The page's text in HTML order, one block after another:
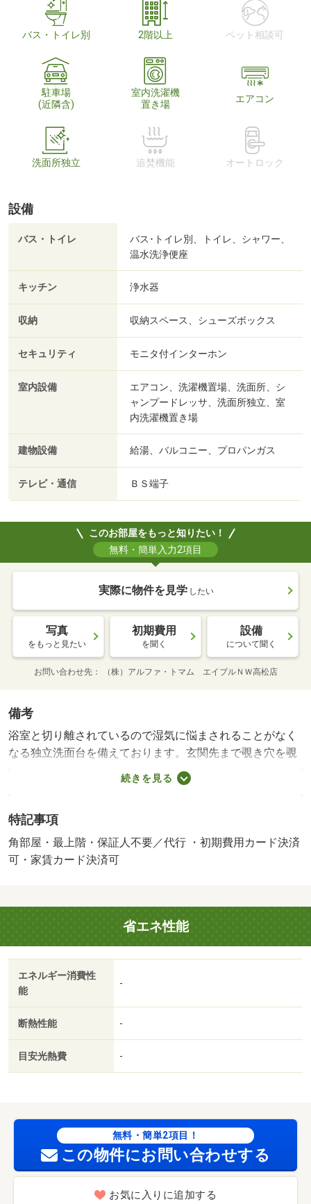
バス・トイレ別 2階以上 ペット相談可
駐車場
(近隣含)
室内洗濯機
置き場
エアコン
洗面所独立 追焚機能 オートロック
設備
バス・トイレ
バス･トイレ別、トイレ、シャワー、
温水洗浄便座
キッチン 浄水器
収納 収納スペース、シューズボックス
セキュリティ モニタ付インターホン
室内設備
エアコン、洗濯機置場、洗面所、シ
ャンプードレッサ、洗面所独立、室
内洗濯機置き場
建物設備 給湯、バルコニー、プロパンガス
テレビ・通信 ＢＳ端子
このお部屋をもっと知りたい！
無料・簡単入力2項目
実際に物件を見学 したい
写真
をもっと見たい
初期費用
を聞く
設備
について聞く
お問い合わせ先 （株）アルファ・トマム エイブルＮＷ高松店
備考
浴室と切り離されているので湿気に悩まされることがなく
なる独立洗面台を備えております。玄関先まで覗き穴を覗
きに行かなくてもインターホン越しに誰が来たのかを確認
できるので安心感があります。敷金不要の物件です。こち
情報をお探しの方で、お困りでしたら当社にご連絡くださ
い。お客様がご希望することや不明な点についてお伺いい
たします（＃＾＾＃）来訪者の顔が確認できる、安心のＴ
利です。家族との時間を楽しむダイニングキッチンがある
２部屋の間取り。暖かく過ごすことができる南向きの物件
です。こちらの物件はアパートです。こちら予讃線国分近
くに立地する賃貸住宅でなら、きっとあなたの希望してい
るライフスタイルを叶えることができるでしょう（＾＿
＾）・賃貸保証等：加入要（ハウスリーブ 個人名義での
会社原則加入 保証委託料 契約時：２２，０００円 月
額：賃料総額の２．２％又は５．５％必要。 月額保証
委託料：１，０９５）・鍵交換代：あり３，３００円～・
面所が使いやすい魅力的な物件です。モニター越しに来訪
者を確認して、インターホンを通じて室内から会話するこ
とができます。ＴＶ好きの方にうってつけの、ＢＳ対応物
件です（＊´ω｀＊）/室内清掃費用 60000円
続きを見る
特記事項
角部屋・最上階・保証人不要／代行 ・初期費用カード決済
可・家賃カード決済可
省エネ性能
エネルギー消費性
能
-
断熱性能 -
目安光熱費 -
無料・簡単2項目！
この物件にお問い合わせする
お気に入りに追加する